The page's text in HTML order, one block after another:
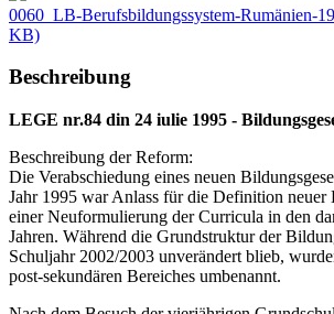
0060_LB-Berufsbildungssystem-Rumänien-
KB)
Beschreibung
LEGE nr.84 din 24 iulie 1995 -
Beschreibung der Reform:
Die Verabschiedung eines neuen
Jahr 1995 war Anlass für die Definition neuer
einer Neuformulierung der Curricula in den
Jahren. Während die Grundstruktur der
Schuljahr 2002/2003 unverändert blieb,
post-sekundären Bereiches umbenannt.